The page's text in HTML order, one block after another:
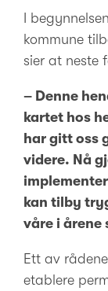
I
kommune
sier at neste
– Denne
kartet hos
har gitt oss
videre. Nå
kan tilby
våre i årene
Ett av
etablere